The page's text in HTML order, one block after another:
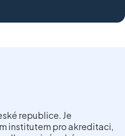
republice. Je
institutem pro akreditaci,